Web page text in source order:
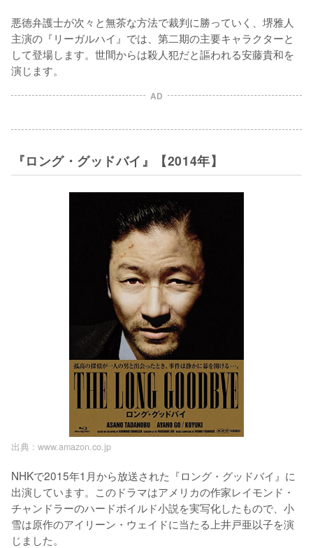
悪徳弁護士が次々と無茶な方法で裁判に勝っていく、堺雅人
主演の『リーガルハイ』では、第二期の主要キャラクターと
して登場します。世間からは殺人犯だと謳われる安藤貴和を
演じます。
AD
『ロング・グッドバイ』【2014年】
出典 : www.amazon.co.jp
NHKで2015年1月から放送された『ロング・グッドバイ』に
出演しています。このドラマはアメリカの作家レイモンド・
チャンドラーのハードボイルド小説を実写化したもので、小
雪は原作のアイリーン・ウェイドに当たる上井戸亜以子を演
じました。